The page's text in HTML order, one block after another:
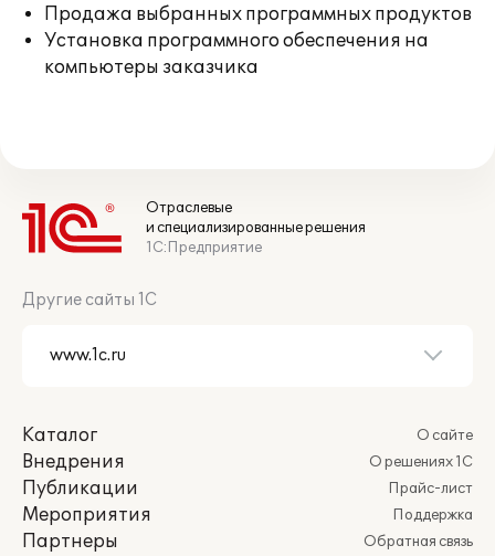
Продажа выбранных программных продуктов
Установка программного обеспечения на
компьютеры заказчика
Отраслевые
и специализированные решения
1С:Предприятие
Другие сайты 1С
Каталог
Внедрения
Публикации
Мероприятия
Партнеры
О сайте
О решениях 1С
Прайс-лист
Поддержка
Обратная связь